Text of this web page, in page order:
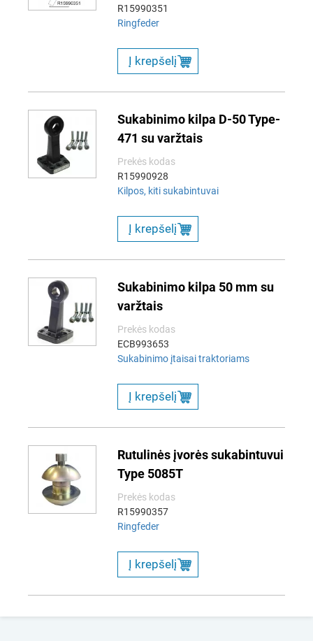
R15990351
Ringfeder
Į krepšelį
Sukabinimo kilpa D-50 Type-
471 su varžtais
Prekės kodas
R15990928
Kilpos, kiti sukabintuvai
Į krepšelį
Sukabinimo kilpa 50 mm su
varžtais
Prekės kodas
ECB993653
Sukabinimo įtaisai traktoriams
Į krepšelį
Rutulinės įvorės sukabintuvui
Type 5085T
Prekės kodas
R15990357
Ringfeder
Į krepšelį